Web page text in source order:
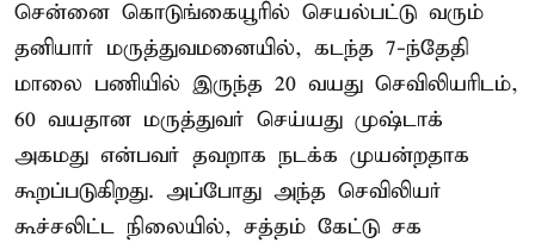
சென்னை கொடுங்கையூரில் செயல்பட்டு வரும்
தனியார் மருத்துவமனையில், கடந்த 7-ந்தேதி
மாலை பணியில் இருந்த 20 வயது செவிலியரிடம்,
60 வயதான மருத்துவர் செய்யது முஷ்டாக்
அகமது என்பவர் தவறாக நடக்க முயன்றதாக
கூறப்படுகிறது. அப்போது அந்த செவிலியர்
கூச்சலிட்ட நிலையில், சத்தம் கேட்டு சக